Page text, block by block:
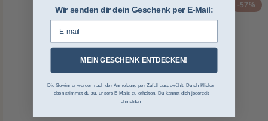
-57%
Wir senden dir dein Geschenk per E-Mail:
MEIN GESCHENK ENTDECKEN!
Die Gewinner werden nach der Anmeldung per Zufall ausgewählt. Durch Klicken
oben stimmst du zu, unsere E-Mails zu erhalten. Du kannst dich jederzeit
abmelden.